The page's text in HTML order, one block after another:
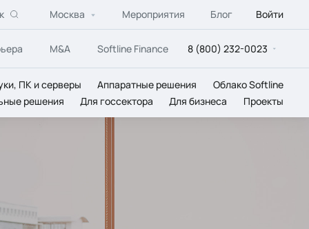
Москва Мероприятия Блог Войти
M&A Softline Finance 8 (800) 232-0023
ПК и серверы Аппаратные решения
Облако Softline
решения
Для госсектора Для бизнеса Проекты